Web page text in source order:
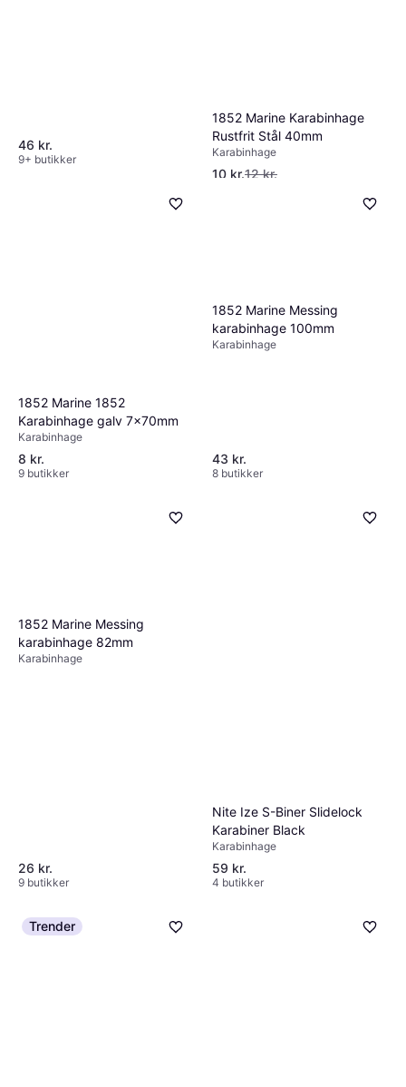
46 kr.
9+ butikker
1852 Marine Karabinhage
Rustfrit Stål 40mm
Karabinhage
10 kr.12 kr.
1852 Marine 1852
Karabinhage galv 7x70mm
Karabinhage
8 kr.
9 butikker
1852 Marine Messing
karabinhage 100mm
Karabinhage
43 kr.
8 butikker
1852 Marine Messing
karabinhage 82mm
Karabinhage
26 kr.
9 butikker
Nite Ize S-Biner Slidelock
Karabiner Black
Karabinhage
59 kr.
4 butikker
Trender